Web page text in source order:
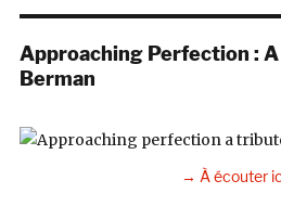
Approaching Perfection :
Berman
→ À écouter